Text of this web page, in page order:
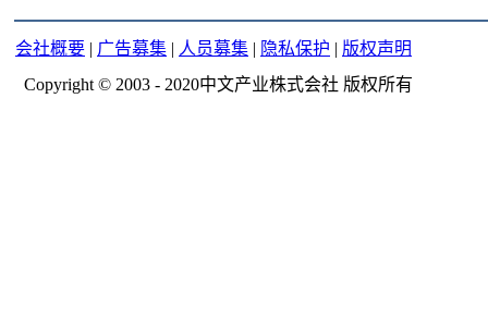
会社概要 | 广告募集 | 人员募集 | 隐私保护 | 版权声明
Copyright © 2003 - 2020中文产业株式会社 版权所有